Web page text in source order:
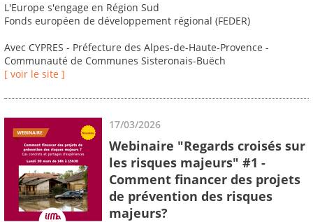
L'Europe s'engage en Région Sud
Fonds européen de développement régional (FEDER)
Avec CYPRES - Préfecture des Alpes-de-Haute-Provence -
Communauté de Communes Sisteronais-Buëch
[ voir le site ]
17/03/2026
Webinaire "Regards croisés sur
les risques majeurs" #1 -
Comment financer des projets
de prévention des risques
majeurs?